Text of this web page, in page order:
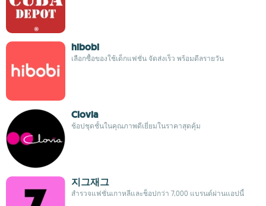
hibobi
เลือกซื้อของใช้เด็กแฟชั่น จัดส่งเร็ว พร้อมดีลรายวัน
Clovia
ช้อปชุดชั้นในคุณภาพดีเยี่ยมในราคาสุดคุ้ม
지그재그
สำรวจแฟชั่นเกาหลีและช็อปกว่า 7,000 แบรนด์ผ่านแอปนี้